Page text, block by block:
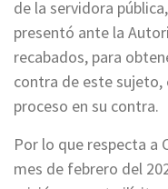
de la servidora
presentó ante la
recabados, para
contra de este
proceso en su contra.
Por lo que respecta a
mes de febrero del